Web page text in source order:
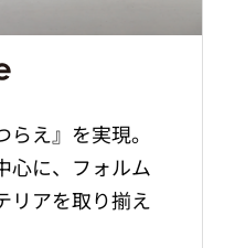
らえ』を実現。
心に、フォルム
リアを取り揃え